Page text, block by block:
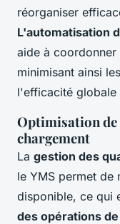
réorganiser
L'automatisation
aide à coordonner
minimisant ainsi
l'efficacité globale
Optimisation
chargement
La gestion des
le YMS permet
disponible, ce qui
des opérations